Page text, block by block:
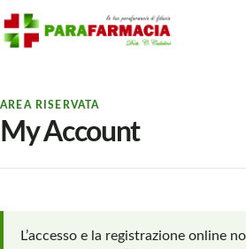
AREA RISERVATA
My Account
L’accesso e la registrazione online